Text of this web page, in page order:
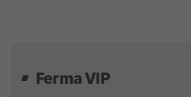
Ferma VIP